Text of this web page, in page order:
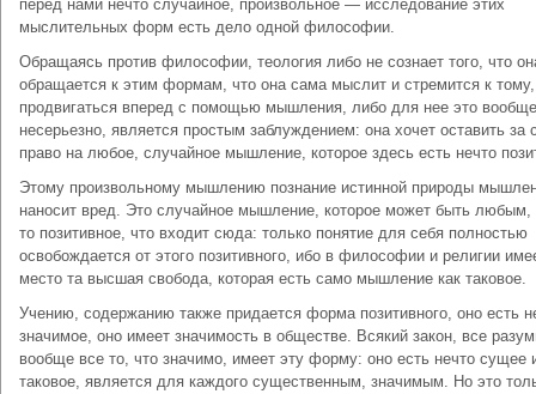
перед нами нечто случайное, произвольное — исследование этих
мыслительных форм есть дело одной философии.
Обращаясь против философии, теология либо не сознает того, что
обращается к этим формам, что она сама мыслит и стремится к
продвигаться вперед с помощью мышления, либо для нее это вообще
несерьезно, является простым заблуждением: она хочет оставить за
право на любое, случайное мышление, которое здесь есть нечто
Этому произвольному мышлению познание истинной природы
наносит вред. Это случайное мышление, которое может быть любым,
то позитивное, что входит сюда: только понятие для себя полностью
освобождается от этого позитивного, ибо в философии и религии
место та высшая свобода, которая есть само мышление как таковое.
Учению, содержанию также придается форма позитивного, оно есть
значимое, оно имеет значимость в обществе. Всякий закон, все
вообще все то, что значимо, имеет эту форму: оно есть нечто сущее
таковое, является для каждого существенным, значимым. Но это